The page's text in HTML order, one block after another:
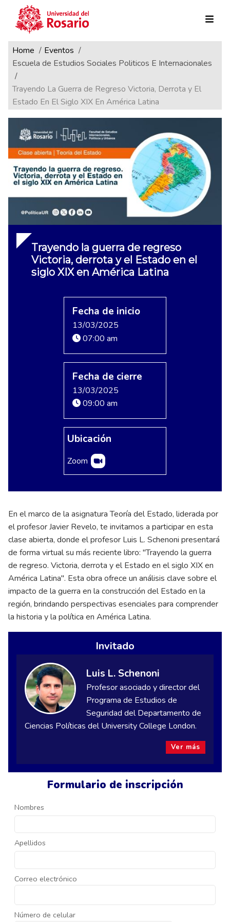
Pasar al contenido principal
Formulario de inscripción
Nombres
Apellidos
Correo electrónico
Número de celular
Ruta de navegación
Home
Eventos
Escuela de Estudios Sociales Politicos E Internacionales
Trayendo La Guerra de Regreso Victoria, Derrota y El
Estado En El Siglo XIX En América Latina
Trayendo la guerra de regreso
Victoria, derrota y el Estado en el
siglo XIX en América Latina
Fecha de inicio
13/03/2025
07:00 am
Fecha de cierre
13/03/2025
09:00 am
Ubicación
Zoom
En el marco de la asignatura Teoría del Estado, liderada por
el profesor Javier Revelo, te invitamos a participar en esta
clase abierta, donde el profesor Luis L. Schenoni presentará
de forma virtual su más reciente libro: "Trayendo la guerra
de regreso. Victoria, derrota y el Estado en el siglo XIX en
América Latina". Esta obra ofrece un análisis clave sobre el
impacto de la guerra en la construcción del Estado en la
región, brindando perspectivas esenciales para comprender
la historia y la política en América Latina.
Invitado
Luis L. Schenoni
Profesor asociado y director del
Programa de Estudios de
Seguridad del Departamento de
Ciencias Políticas del University College London.
Ver más